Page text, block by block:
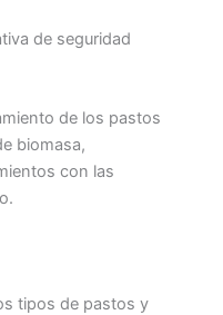
de seguridad
de los pastos
biomasa,
con las
tipos de pastos y